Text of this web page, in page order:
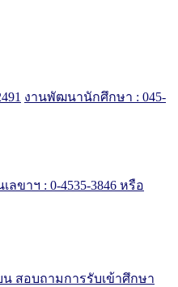
งานพัฒนานักศึกษา : 045-
ขาฯ : 0-4535-3846 หรือ
น สอบถามการรับเข้าศึกษา